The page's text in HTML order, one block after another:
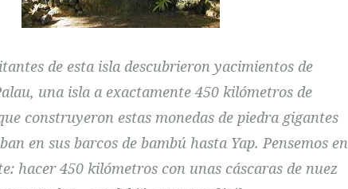
de esta isla descubrieron yacimientos de
una isla a exactamente 450 kilómetros de
construyeron estas monedas de piedra gigantes
en sus barcos de bambú hasta Yap. Pensemos en
hacer 450 kilómetros con unas cáscaras de nuez